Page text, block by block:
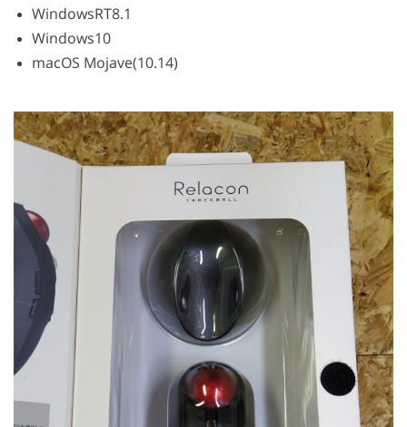
WindowsRT8.1
Windows10
macOS Mojave(10.14)